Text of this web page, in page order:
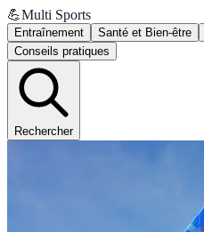
💪Multi Sports
Entraînement Santé et Bien-être
Conseils pratiques
Rechercher